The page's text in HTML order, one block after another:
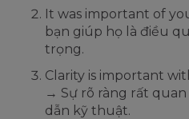
It was important of
bạn giúp họ là điều
trọng.
Clarity is important
→ Sự rõ ràng rất
dẫn kỹ thuật.